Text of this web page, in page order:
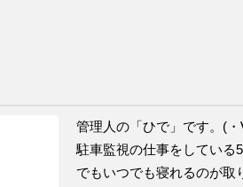
ーチのこの言葉が好
管理人の「ひで」です。(
駐車監視の仕事をしている
でもいつでも寝れるのが取